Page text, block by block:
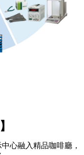
心融入精品咖啡廳，